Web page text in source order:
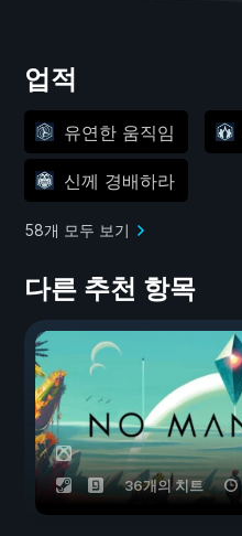
업적
유연한 움직임
신께 경배하라
58개 모두 보기
다른 추천 항목
36개의 치트